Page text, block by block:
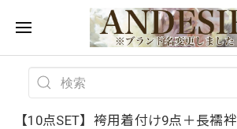
【10点SET】袴用着付け9点＋長襦袢